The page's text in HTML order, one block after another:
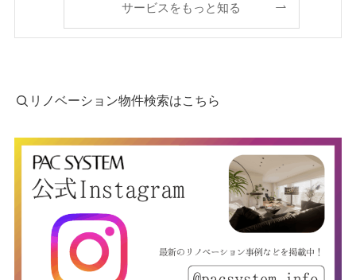
サービスをもっと知る
リノベーション物件検索はこちら